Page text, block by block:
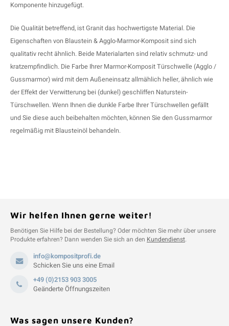
Komponente hinzugefügt.
Die Qualität betreffend, ist Granit das hochwertigste Material. Die
Eigenschaften von Blaustein &Agglo-Marmor-Kompositsind sich
qualitativ recht ähnlich. Beide Materialarten sind relativ schmutz- und
kratzempfindlich. Die Farbe Ihrer Marmor-Komposit Türschwelle (Agglo /
Gussmarmor) wird mit dem Außeneinsatz allmählich heller, ähnlich wie
der Effekt der Verwitterung bei (dunkel) geschliffen Naturstein-
Türschwellen. Wenn Ihnen die dunkle Farbe Ihrer Türschwellen gefällt
und Sie diese auch beibehalten möchten, können Sie den Gussmarmor
regelmäßig mit Blausteinöl behandeln.
Wir helfen Ihnen gerne weiter!
Benötigen Sie Hilfe bei der Bestellung? Oder möchten Sie mehr über unsere
Produkte erfahren? Dann wenden Sie sich an den Kundendienst.
info@kompositprofi.de
Schicken Sie uns eine Email
+49 (0)2153 903 3005
Geänderte Öffnungszeiten
Was sagen unsere Kunden?